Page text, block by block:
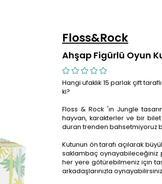
Floss&Rock
Ahşap Figürlü Oyun
Hangi ufaklık 15 parlak çift
ki?
Floss & Rock 'ın Jungle
hayvan, karakterler ve bir
duran trenden bahsetmiyoruz
Kutunun ön tarafı açılarak
saklambaç oynayabileceğiniz
her yere götürebilmeniz için
arkadaşlarınızla